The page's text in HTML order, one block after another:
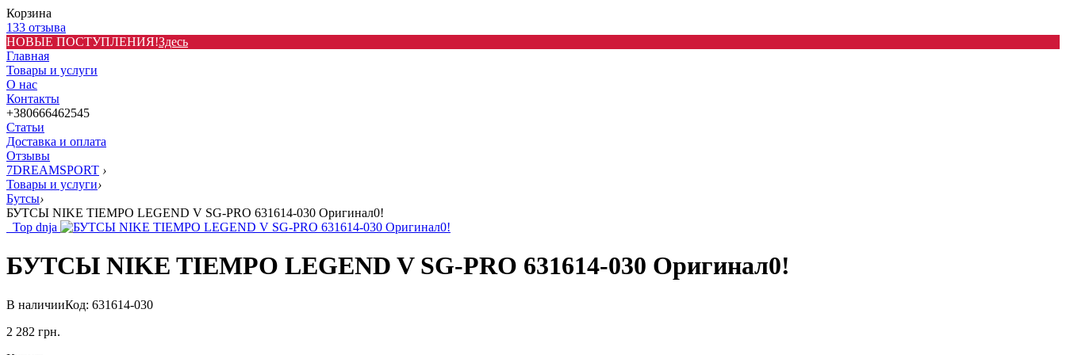
Корзина
133 отзыва
НОВЫЕ ПОСТУПЛЕНИЯ!Здесь
Главная
Товары и услуги
О нас
Контакты
+380666462545
Статьи
Доставка и оплата
Отзывы
7DREAMSPORT ›
Товары и услуги›
Бутсы›
БУТСЫ NIKE TIEMPO LEGEND V SG-PRO 631614-030 Оригинал0!
Top dnja
БУТСЫ NIKE TIEMPO LEGEND V SG-PRO 631614-030 Оригинал0!
В наличииКод: 631614-030
2 282 грн.